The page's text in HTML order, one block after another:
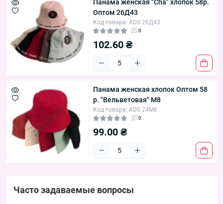
Панама женская "Cha" хлопок 58р.
Оптом 26Д43
Код товара: ADS 26Д43
0
102.60 ₴
Панама женская хлопок Оптом 58
р. "Вельветовая" М8
Код товара: ADS 24М8
0
99.00 ₴
Часто задаваемые вопросы